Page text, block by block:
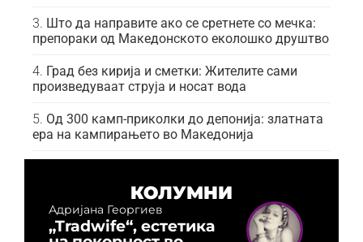
Што да направите ако се сретнете со мечка:
препораки од Македонското еколошко друштво
Град без кирија и сметки: Жителите сами
произведуваат струја и носат вода
Од 300 камп-приколки до депонија: златната
ера на кампирањето во Македонија
КОЛУМНИ
Адријана Георгиев
„Tradwife“, естетика